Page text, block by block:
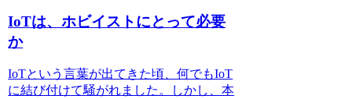
IoTは、ホビイストにとって必要
か
IoTという言葉が出てきた頃、何でもIoT
に結び付けて騒がれました。しかし、本